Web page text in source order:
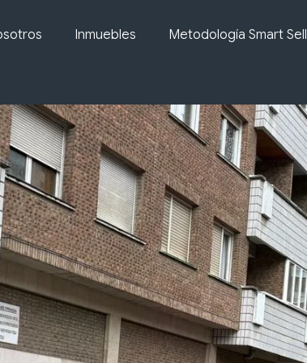
Inmuebles Metodología Smart Sell